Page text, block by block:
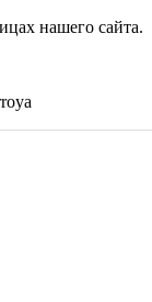
нашего сайта.